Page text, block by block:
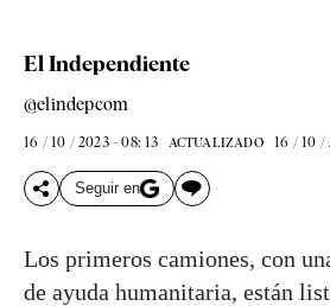
El Independiente
@elindepcom
16 / 10 / 2023 - 08: 13 ACTUALIZADO 16 / 10 /
Seguir en
Los primeros camiones, con
de ayuda humanitaria, están